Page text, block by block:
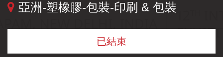
亞洲-塑橡膠-包裝-印刷 & 包裝
已結束